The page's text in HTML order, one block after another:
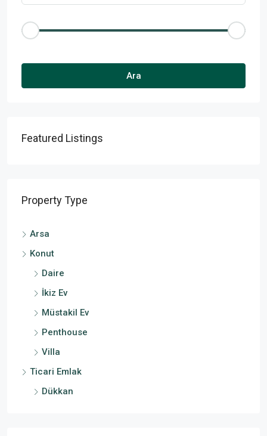
Ara
Featured Listings
Property Type
Arsa
Konut
Daire
İkiz Ev
Müstakil Ev
Penthouse
Villa
Ticari Emlak
Dükkan